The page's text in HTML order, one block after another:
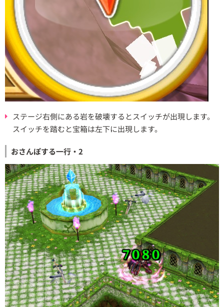
ステージ右側にある岩を破壊するとスイッチが出現します。
スイッチを踏むと宝箱は左下に出現します。
おさんぽする一行・2